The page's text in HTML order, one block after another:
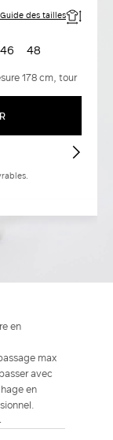
Guide des tailles
46 48
178 cm, tour
en
max
avec
en